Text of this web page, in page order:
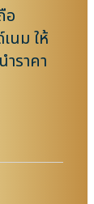
อ
นม ให้
ราคา